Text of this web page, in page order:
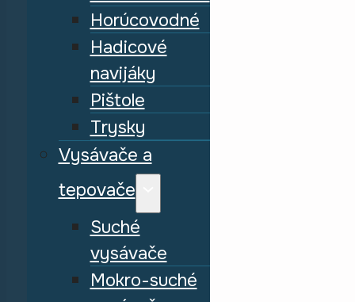
Horúcovodné
Hadicové
navijáky
Pištole
Trysky
Vysávače a
tepovače
Suché
vysávače
Mokro-suché